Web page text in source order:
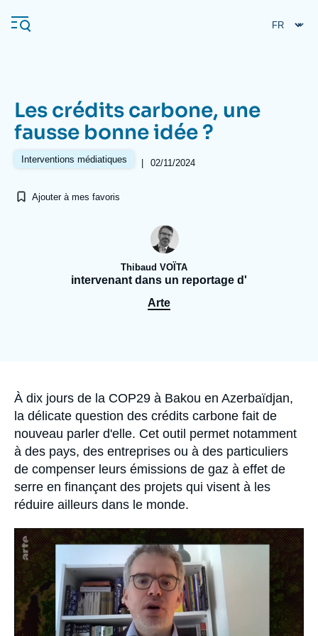
au
contenu
Navigation
principale
L'Ifri
Analyses
Recherches fréquentes
Proche-Orient
Les crédits carbone, une
fausse bonne idée ?
Interventions médiatiques | 02/11/2024
Ajouter à mes favoris
Thibaud VOÏTA
intervenant dans un reportage d'
Arte
Accroche
À dix jours de la COP29 à Bakou en Azerbaïdjan,
la délicate question des crédits carbone fait de
nouveau parler d'elle. Cet outil permet notamment
à des pays, des entreprises ou à des particuliers
de compenser leurs émissions de gaz à effet de
serre en finançant des projets qui visent à les
réduire ailleurs dans le monde.
Image
principale
médiatique